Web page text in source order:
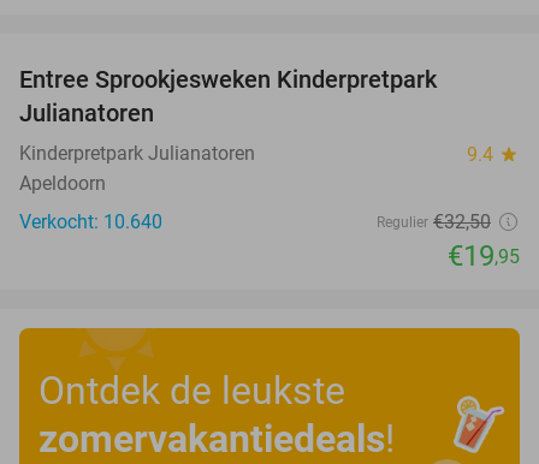
Entree Sprookjesweken Kinderpretpark
Julianatoren
Kinderpretpark Julianatoren 9.4 star
Apeldoorn
Verkocht: 10.640
Regulier €32,50
€19,95
Ontdek de leukste
zomervakantiedeals!